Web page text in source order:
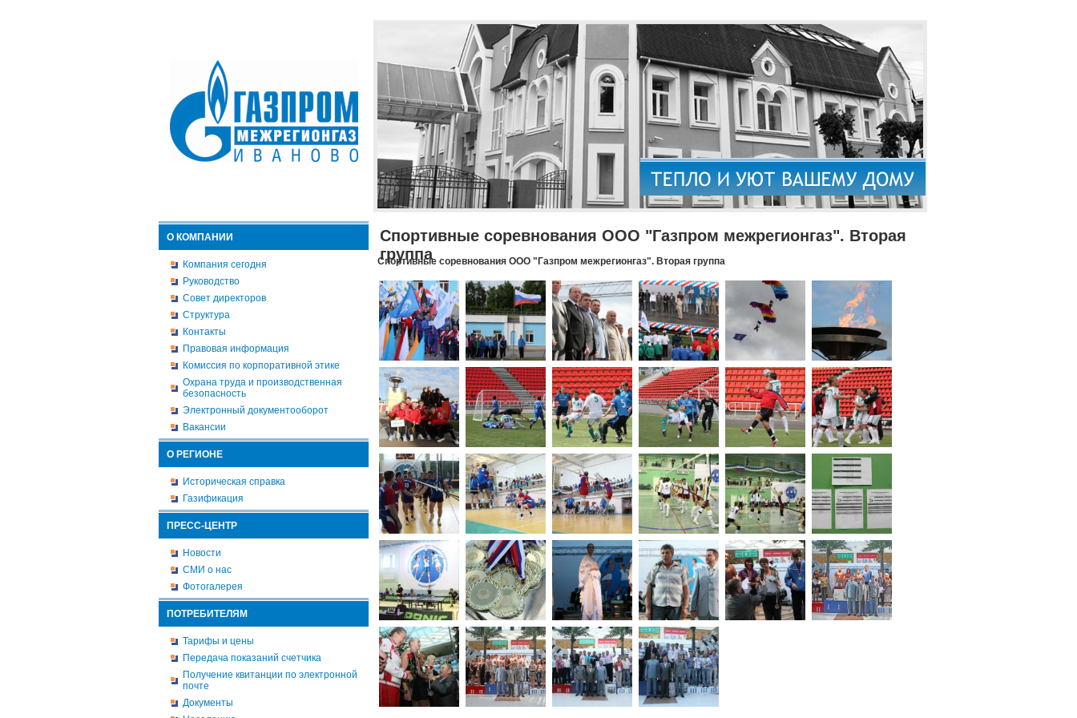
О КОМПАНИИ
Компания сегодня
Руководство
Совет директоров
Структура
Контакты
Правовая информация
Комиссия по корпоративной этике
Охрана труда и производственная
безопасность
Электронный документооборот
Вакансии
О РЕГИОНЕ
Историческая справка
Газификация
ПРЕСС-ЦЕНТР
Новости
СМИ о нас
Фотогалерея
ПОТРЕБИТЕЛЯМ
Тарифы и цены
Передача показаний счетчика
Получение квитанции по электронной
почте
Документы
Спортивные соревнования ООО "Газпром межрегионгаз". Вторая
группа
Спортивные соревнования ООО "Газпром межрегионгаз". Вторая группа